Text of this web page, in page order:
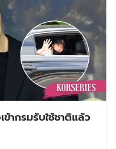
ากรมรับใช้ชาติแล้ว